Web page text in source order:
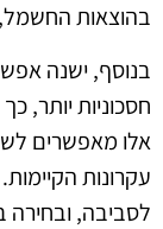
בהוצאות
בנוסף, ישנה
חסכוניות יותר,
אלו מאפשרים
עקרונות
לסביבה, ובחירה